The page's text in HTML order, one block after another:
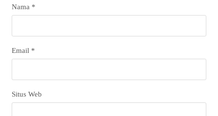
Nama *
Email *
Situs Web